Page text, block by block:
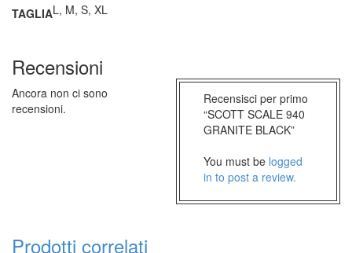
TAGLIAL, M, S, XL
Recensioni
Ancora non ci sono
recensioni.
Recensisci per primo
“SCOTT SCALE 940
GRANITE BLACK”
You must be logged
in to post a review.
Prodotti correlati